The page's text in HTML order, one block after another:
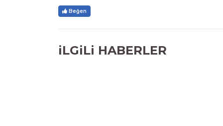
Beğen
iLGiLi HABERLER